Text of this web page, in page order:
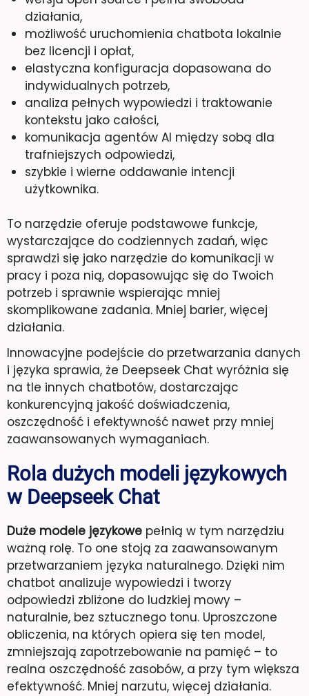
działania,
możliwość uruchomienia chatbota lokalnie
bez licencji i opłat,
elastyczna konfiguracja dopasowana do
indywidualnych potrzeb,
analiza pełnych wypowiedzi i traktowanie
kontekstu jako całości,
komunikacja agentów AI między sobą dla
trafniejszych odpowiedzi,
szybkie i wierne oddawanie intencji
użytkownika.
To narzędzie oferuje podstawowe funkcje,
wystarczające do codziennych zadań, więc
sprawdzi się jako narzędzie do komunikacji w
pracy i poza nią, dopasowując się do Twoich
potrzeb i sprawnie wspierając mniej
skomplikowane zadania. Mniej barier, więcej
działania.
Innowacyjne podejście do przetwarzania danych
i języka sprawia, że Deepseek Chat wyróżnia się
na tle innych chatbotów, dostarczając
konkurencyjną jakość doświadczenia,
oszczędność i efektywność nawet przy mniej
zaawansowanych wymaganiach.
Rola dużych modeli językowych
w Deepseek Chat
Duże modele językowe pełnią w tym narzędziu
ważną rolę. To one stoją za zaawansowanym
przetwarzaniem języka naturalnego. Dzięki nim
chatbot analizuje wypowiedzi i tworzy
odpowiedzi zbliżone do ludzkiej mowy –
naturalnie, bez sztucznego tonu. Uproszczone
obliczenia, na których opiera się ten model,
zmniejszają zapotrzebowanie na pamięć – to
realna oszczędność zasobów, a przy tym większa
efektywność. Mniej narzutu, więcej działania.